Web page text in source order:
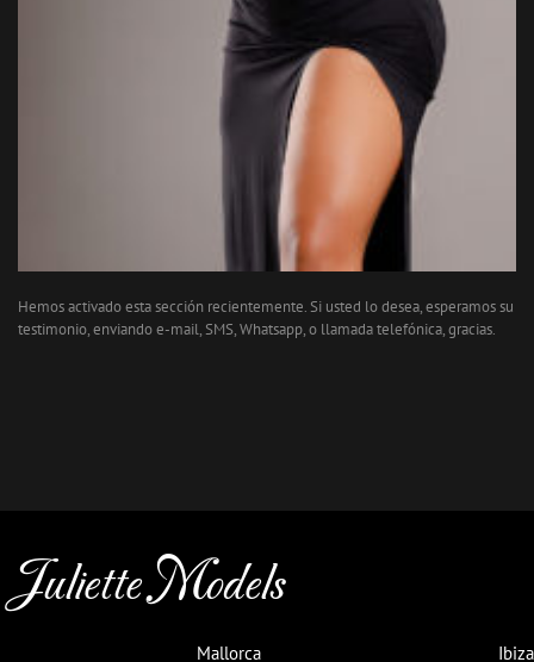
Hemos activado esta sección recientemente. Si usted lo desea, esperamos su
testimonio, enviando e-mail, SMS, Whatsapp, o llamada telefónica, gracias.
Juliette Models
Mallorca Ibiza